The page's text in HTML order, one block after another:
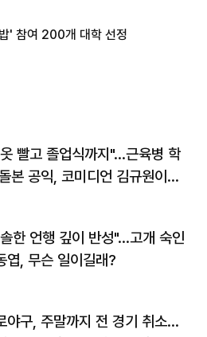
' 참여 200개 대학 선정
빨고 졸업식까지"…근육병 학
본 공익, 코미디언 김규원이었
한 언행 깊이 반성"…고개 숙인
엽, 무슨 일이길래?
야구, 주말까지 전 경기 취소…